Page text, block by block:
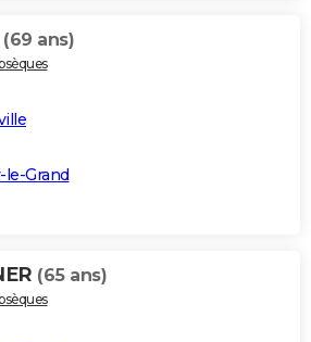
(69 ans)
Grand
(65 ans)